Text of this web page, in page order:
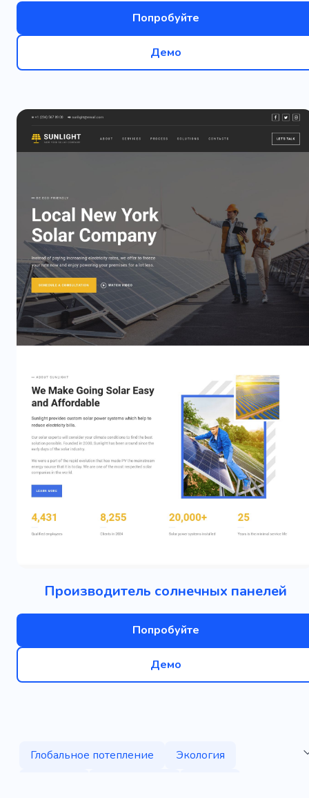
Попробуйте
Демо
Производитель солнечных панелей
Попробуйте
Демо
Глобальное потепление
Экология